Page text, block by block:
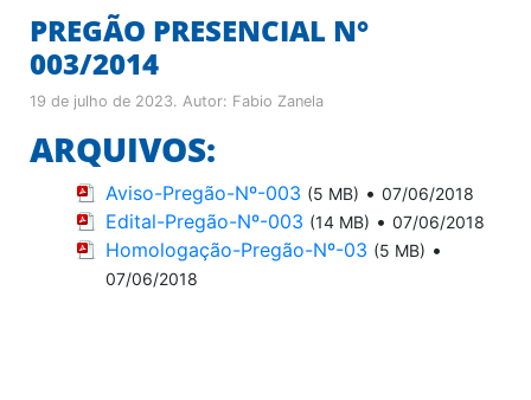
PREGÃO PRESENCIAL N°
003/2014
19 de julho de 2023. Autor: Fabio Zanela
ARQUIVOS:
Aviso-Pregão-Nº-003 (5 MB) • 07/06/2018
Edital-Pregão-Nº-003 (14 MB) • 07/06/2018
Homologação-Pregão-Nº-03 (5 MB) •
07/06/2018